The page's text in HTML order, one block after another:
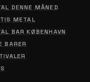
DENNE MÅNED
METAL
BAR KØBENHAVN
BARER